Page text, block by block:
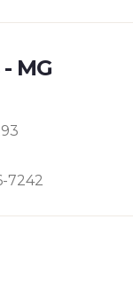
MG
7242